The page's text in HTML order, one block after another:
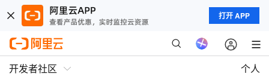
打开 APP
开发者社区 个人